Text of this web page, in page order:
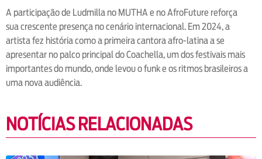
A participação de Ludmilla no MUTHA e no AfroFuture reforça
sua crescente presença no cenário internacional. Em 2024, a
artista fez história como a primeira cantora afro-latina a se
apresentar no palco principal do Coachella, um dos festivais mais
importantes do mundo, onde levou o funk e os ritmos brasileiros a
uma nova audiência.
NOTÍCIAS RELACIONADAS